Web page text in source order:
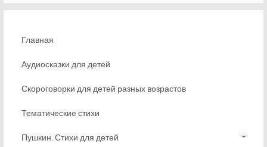
Главная
Аудиосказки для детей
Скороговорки для детей разных возрастов
Тематические стихи
Пушкин. Стихи для детей